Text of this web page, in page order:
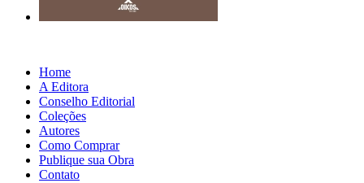
Home
A Editora
Conselho Editorial
Coleções
Autores
Como Comprar
Publique sua Obra
Contato